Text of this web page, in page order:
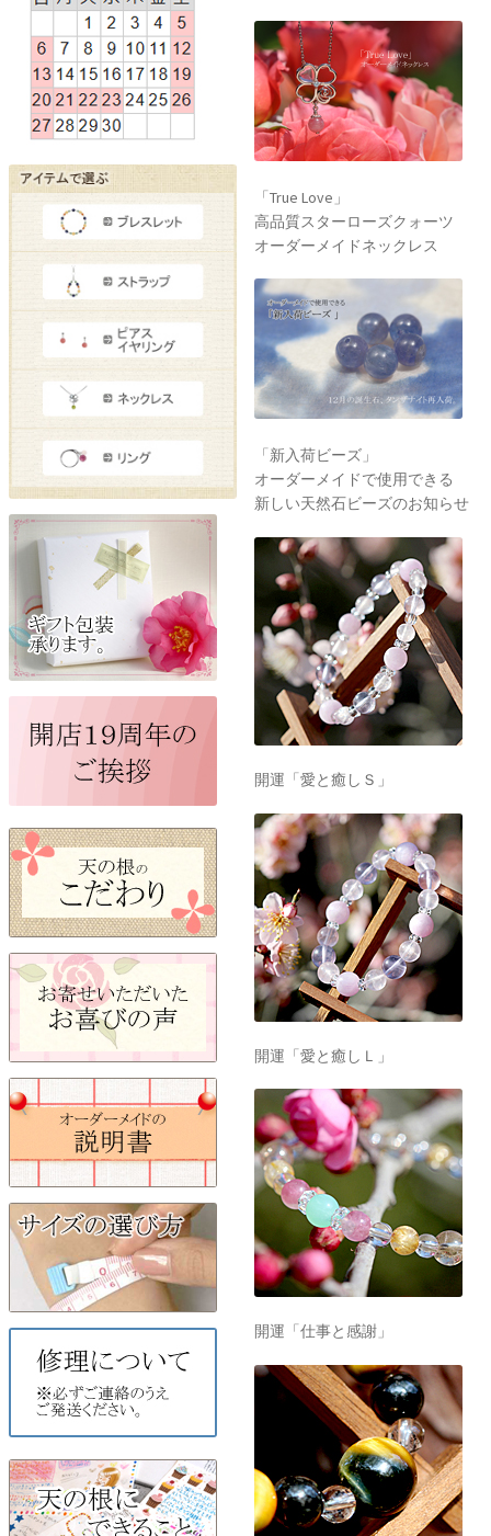
「True Love」
高品質スターローズクォーツ
オーダーメイドネックレス
「新入荷ビーズ」
オーダーメイドで使用できる
新しい天然石ビーズのお知らせ
開運「愛と癒しＳ」
開運「愛と癒しＬ」
開運「仕事と感謝」